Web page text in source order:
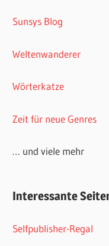
Sunsys Blog
Weltenwanderer
Wörterkatze
Zeit für neue Genres
… und viele mehr
Interessante
Selfpublisher-Regal